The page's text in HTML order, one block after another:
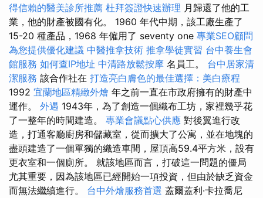
得信賴的醫美診所推薦 杜拜簽證快速辦理 月歸還了他的工
業，他的財產被國有化。 1960 年代中期，該工廠生產了
15-20 種產品，1968 年僱用了 seventy one 專業SEO顧問
為您提供優化建議 中醫推拿技術 推拿學徒實習 台中養生會
館服務 如何查IP地址 中清路放鬆按摩 名員工。 台中居家清
潔服務 該合作社在 打造亮白膚色的最佳選擇：美白療程
1992 宜蘭地區精緻外燴 年之前一直在市政府擁有的財產中
運作。 外遇 1943年，為了創造一個織布工坊，家裡幾乎花
了一整年的時間建造。 專業會議點心供應 對後翼進行改
造，打通客廳廚房和儲藏室，從而擴大了公寓，並在地塊的
盡頭建造了一個單獨的織造車間，屋頂高59.4平方米，設有
更衣室和一個廁所。 就該地區而言，打破這一問題的僵局
尤其重要，因為該地區已經開始一項投資，但由於缺乏資金
而無法繼續進行。 台中外燴服務首選 蓋爾蓋利·卡拉喬尼